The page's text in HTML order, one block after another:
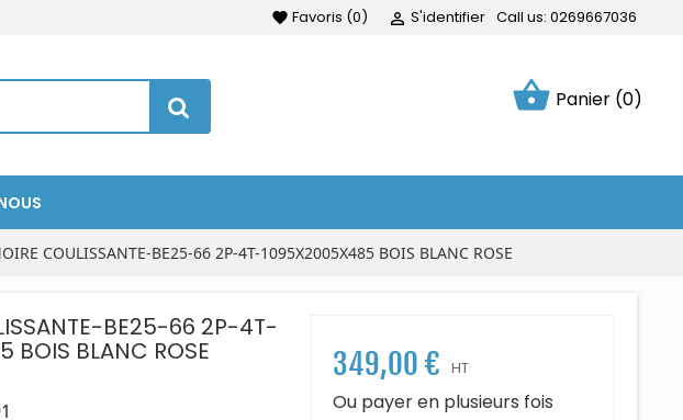
favorite Favoris (0)  S'identifier Call us: 0269667036
shopping_basket Panier (0)
COULISSANTE-BE25-66 2P-4T-1095X2005X485 BOIS BLANC ROSE
BE25-66 2P-4T-
BOIS BLANC ROSE 349,00 € HT
Ou payer en plusieurs fois